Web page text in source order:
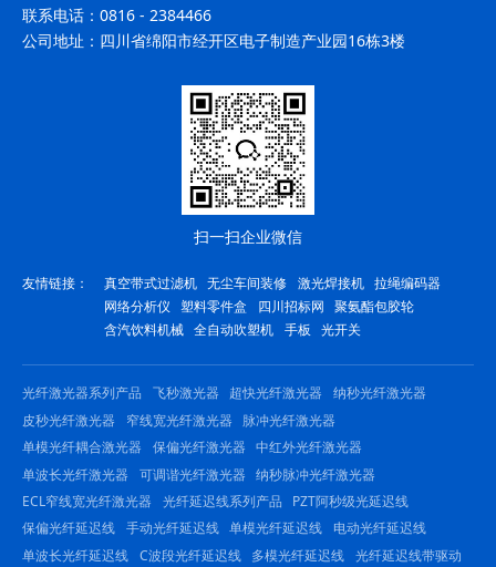
联系电话： 0816 - 2384466
公司地址： 四川省绵阳市经开区电子制造产业园16栋3楼
扫一扫企业微信
友情链接： 真空带式过滤机 无尘车间装修 激光焊接机 拉绳编码器
网络分析仪 塑料零件盒 四川招标网
聚氨酯包胶轮
含汽饮料机械 全自动吹塑机 手板 光开关
光纤激光器系列产品 飞秒激光器 超快光纤激光器
纳秒光纤激光器
皮秒光纤激光器
窄线宽光纤激光器
脉冲光纤激光器
单模光纤耦合激光器
保偏光纤激光器 中红外光纤激光器
单波长光纤激光器
可调谐光纤激光器 纳秒脉冲光纤激光器
ECL窄线宽光纤激光器
光纤延迟线系列产品
PZT阿秒级光延迟线
保偏光纤延迟线 手动光纤延迟线 单模光纤延迟线
电动光纤延迟线
单波长光纤延迟线 C波段光纤延迟线 多模光纤延迟线 光纤延迟线带驱动